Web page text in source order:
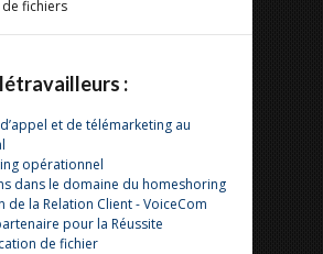
fichiers
:
et de télémarketing au
opérationnel
dans le domaine du homeshoring
de la Relation Client - VoiceCom
pour la Réussite
de fichier